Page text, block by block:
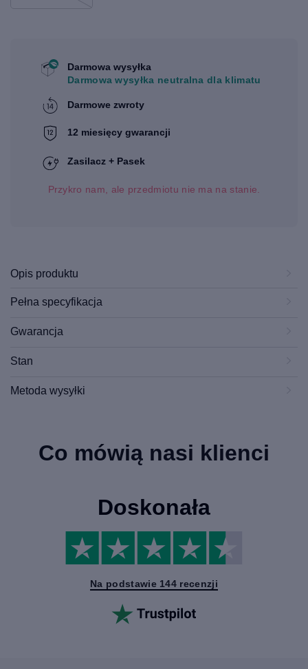
Darmowa wysyłka
Darmowa wysyłka neutralna dla klimatu
Darmowe zwroty
12 miesięcy gwarancji
Zasilacz + Pasek
Przykro nam, ale przedmiotu nie ma na stanie.
Opis produktu
Pełna specyfikacja
Gwarancja
Stan
Metoda wysyłki
Co mówią nasi klienci
Doskonała
Na podstawie 144 recenzji